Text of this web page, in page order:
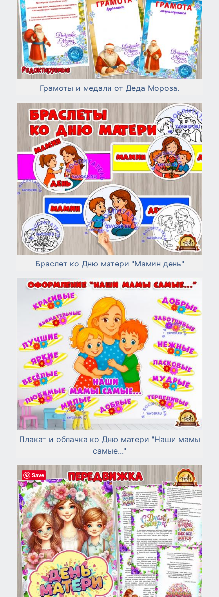
Грамоты и медали от Деда Мороза.
Браслет ко Дню матери "Мамин день"
Плакат и облачка ко Дню матери "Наши мамы
самые..."
Save